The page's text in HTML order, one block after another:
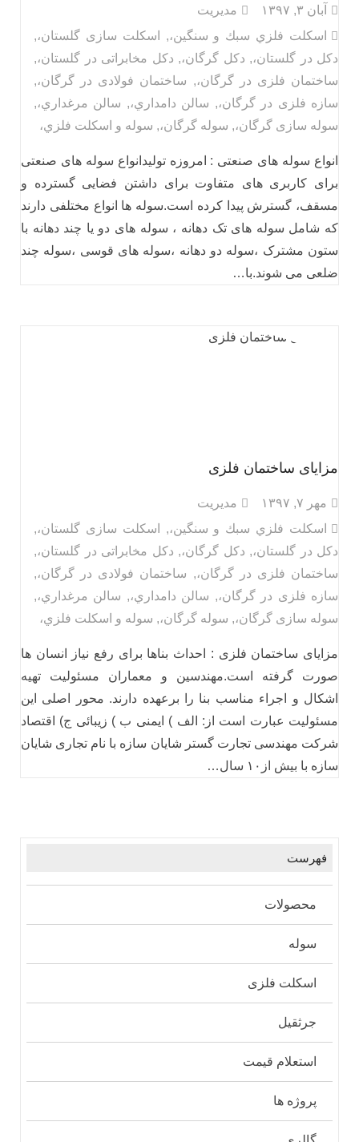
آبان ۳, ۱۳۹۷
مدیریت
اسكلت فلزي سبك و سنگين،, اسکلت سازی گلستان،,
دکل در گلستان،, دکل گرگان،, دکل مخابراتی در گلستان،,
ساختمان فلزی در گرگان،, ساختمان فولادی در گرگان،,
سازه فلزی در گرگان،, سالن دامداري،, سالن مرغداري،,
سوله سازی گرگان،, سوله گرگان،, سوله و اسكلت فلزي،
انواع سوله های صنعتی : امروزه تولیدانواع سوله های صنعتی
برای کاربری های متفاوت برای داشتن فضایی گسترده و
مسقف، گسترش پیدا کرده است.سوله ها انواع مختلفی دارند
که شامل سوله های تک دهانه ، سوله های دو یا چند دهانه با
ستون مشترک ،سوله دو دهانه ،سوله های قوسی ،سوله چند
ضلعی می شوند.با…
مزایای ساختمان فلزی
مهر ۷, ۱۳۹۷
مدیریت
اسكلت فلزي سبك و سنگين،, اسکلت سازی گلستان،,
دکل در گلستان،, دکل گرگان،, دکل مخابراتی در گلستان،,
ساختمان فلزی در گرگان،, ساختمان فولادی در گرگان،,
سازه فلزی در گرگان،, سالن دامداري،, سالن مرغداري،,
سوله سازی گرگان،, سوله گرگان،, سوله و اسكلت فلزي،
مزایای ساختمان فلزی : احداث بناها برای رفع نیاز انسان ها
صورت گرفته است.مهندسین و معماران مسئولیت تهیه
اشکال و اجراء مناسب بنا را برعهده دارند. محور اصلی این
مسئولیت عبارت است از: الف ) ایمنی ب ) زیبائی ج) اقتصاد
شرکت مهندسی تجارت گستر شایان سازه با نام تجاری شایان
سازه با بیش از۱۰ سال…
فهرست
محصولات
سوله
اسکلت فلزی
جرثقیل
استعلام قیمت
پروژه ها